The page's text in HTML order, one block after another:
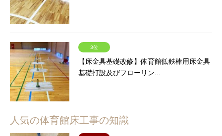
3位
【床金具基礎改修】体育館低鉄棒用床金具
基礎打設及びフローリン...
人気の体育館床工事の知識